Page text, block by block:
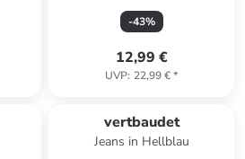
-43%
12,99 €
UVP: 22,99 €*
vertbaudet
Jeans in Hellblau